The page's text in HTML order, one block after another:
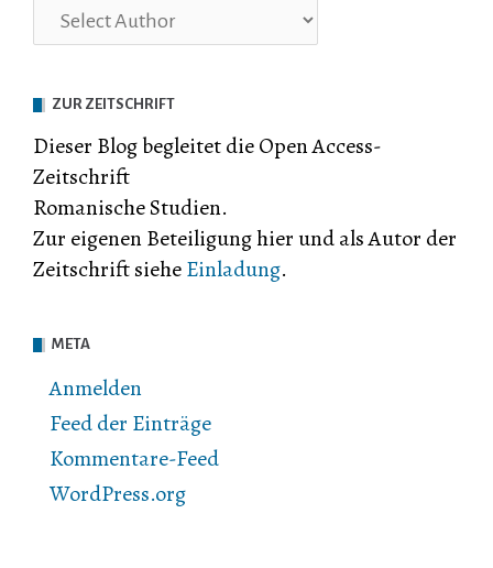
ZUR ZEITSCHRIFT
Dieser Blog begleitet die Open Access-
Zeitschrift
Romanische Studien.
Zur eigenen Beteiligung hier und als Autor der
Zeitschrift sieheEinladung.
META
Anmelden
Feed der Einträge
Kommentare-Feed
WordPress.org